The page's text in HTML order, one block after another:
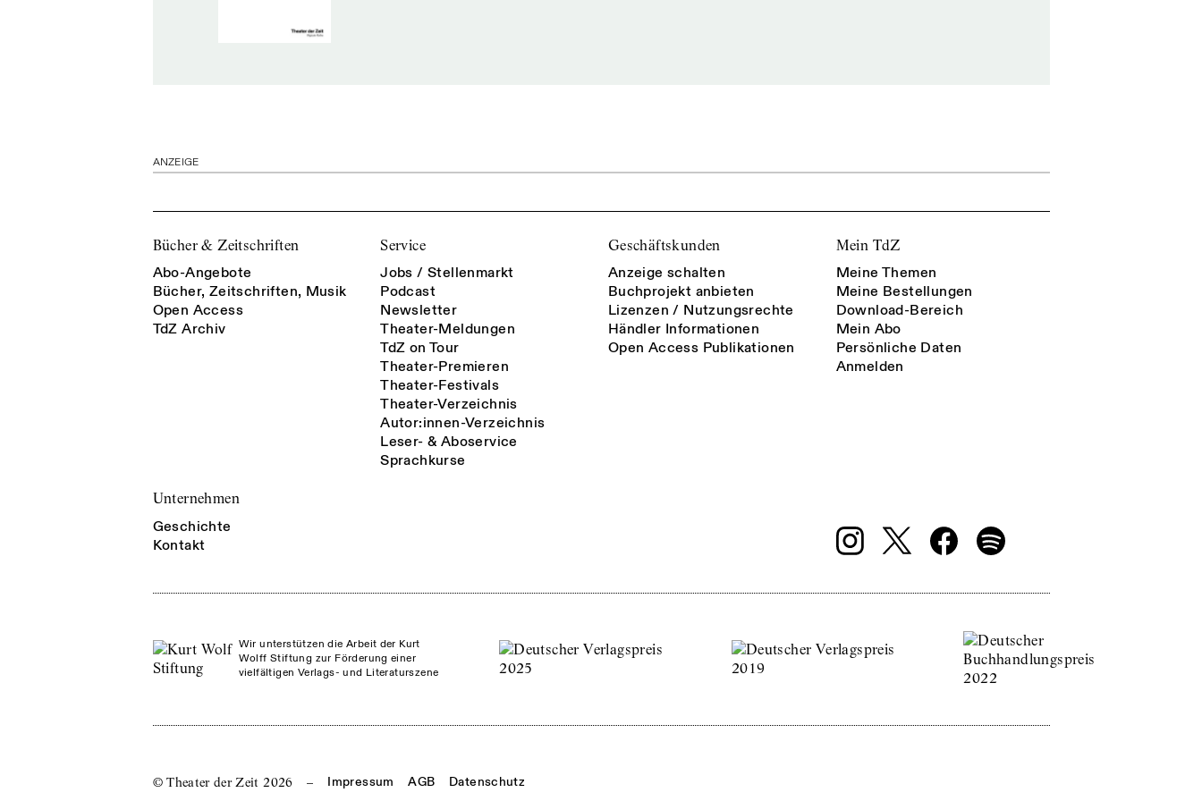
ANZEIGE
Bücher & Zeitschriften
Abo-Angebote
Bücher, Zeitschriften, Musik
Open Access
TdZ Archiv
Service
Jobs / Stellenmarkt
Podcast
Newsletter
Theater-Meldungen
TdZ on Tour
Theater-Premieren
Theater-Festivals
Theater-Verzeichnis
Autor:innen-Verzeichnis
Leser- & Aboservice
Sprachkurse
Geschäftskunden
Anzeige schalten
Buchprojekt anbieten
Lizenzen / Nutzungsrechte
Händler Informationen
Open Access Publikationen
Mein TdZ
Meine Themen
Meine Bestellungen
Download-Bereich
Mein Abo
Persönliche Daten
Anmelden
Unternehmen
Geschichte
Kontakt
Wir unterstützen die Arbeit der Kurt
Wolff Stiftung zur Förderung einer
vielfältigen Verlags- und Literaturszene
© Theater der Zeit2026 – Impressum AGB Datenschutz